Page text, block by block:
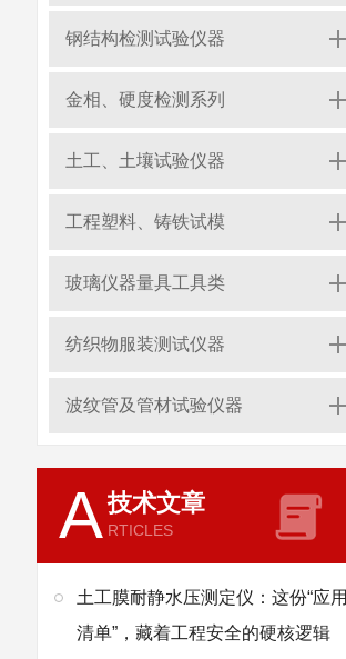
钢结构检测试验仪器
金相、硬度检测系列
土工、土壤试验仪器
工程塑料、铸铁试模
玻璃仪器量具工具类
纺织物服装测试仪器
波纹管及管材试验仪器
A技术文章
RTICLES
土工膜耐静水压测定仪：这份“应用
清单”，藏着工程安全的硬核逻辑